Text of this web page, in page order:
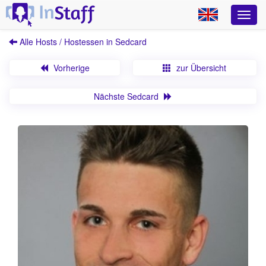
Alle Hosts / Hostessen in Sedcard
Vorherige zur Übersicht
Nächste Sedcard